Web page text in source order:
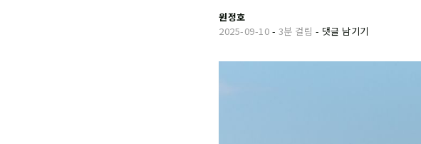
원정호
2025-09-10 - 3분 걸림 - 댓글 남기기